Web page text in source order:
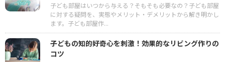
子ども部屋はいつから与える？そもそも必要なの？子ども部屋
に対する疑問を、実態やメリット・デメリットから解き明かし
ます。子ども部屋作...
子どもの知的好奇心を刺激！効果的なリビング作りの
コツ